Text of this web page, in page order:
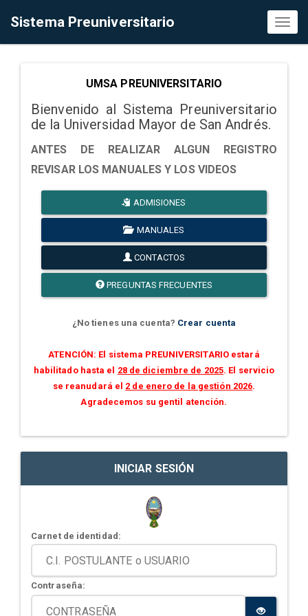
Sistema Preuniversitario
UMSA PREUNIVERSITARIO
Bienvenido al Sistema Preuniversitario
de la Universidad Mayor de San Andrés.
ANTES DE REALIZAR ALGUN REGISTRO
REVISAR LOS MANUALES Y LOS VIDEOS
ADMISIONES
MANUALES
CONTACTOS
PREGUNTAS FRECUENTES
¿No tienes una cuenta? Crear cuenta
ATENCIÓN: El sistema PREUNIVERSITARIO estará
habilitado hasta el 28 de diciembre de 2025. El servicio
se reanudará el 2 de enero de la gestión 2026.
Agradecemos su gentil atención.
INICIAR SESIÓN
Carnet de identidad:
Contraseña: